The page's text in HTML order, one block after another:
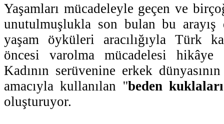
Yaşamları mücadeleyle geçen ve
unutulmuşlukla son bulan bu arayış
yaşam öyküleri aracılığıyla Türk
öncesi varolma mücadelesi hikâye
Kadının serüvenine erkek
amacıyla kullanılan ''beden kuklaları
oluşturuyor.